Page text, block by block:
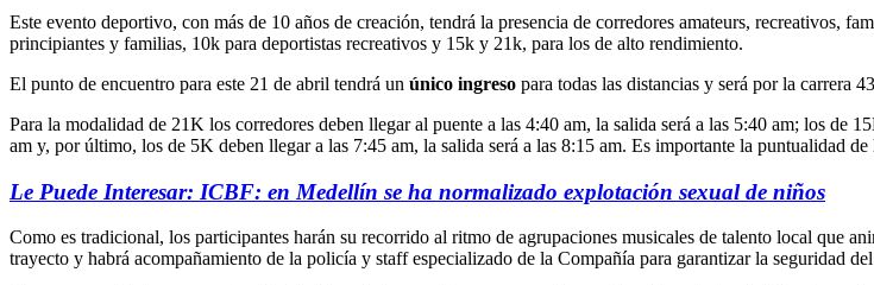
Este evento deportivo, con más de 10 años de creación, tendrá la presencia de corredores amateurs, recreativos,
principiantes y familias, 10k para deportistas recreativos y 15k y 21k, para los de alto rendimiento.
El punto de encuentro para este 21 de abril tendrá un único ingreso para todas las distancias y será por la carrera
Para la modalidad de 21K los corredores deben llegar al puente a las 4:40 am, la salida será a las 5:40 am; los de
am y, por último, los de 5K deben llegar a las 7:45 am, la salida será a las 8:15 am. Es importante la puntualidad de
Le Puede Interesar: ICBF: en Medellín se ha normalizado explotación sexual de niños
Como es tradicional, los participantes harán su recorrido al ritmo de agrupaciones musicales de talento local que
trayecto y habrá acompañamiento de la policía y staff especializado de la Compañía para garantizar la seguridad